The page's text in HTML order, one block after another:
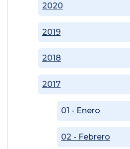
2017
01 - Enero
02 - Febrero
2018
2019
2020